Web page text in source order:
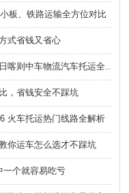
板、铁路运输全方位对比
式省钱又省心
西藏自驾返程不用硬开｜拉萨、林芝、日喀则中车物流汽车托运全指南
，省钱安全不踩坑
火车托运热门线路全解析
你运车怎么选才不踩坑
一个就容易吃亏